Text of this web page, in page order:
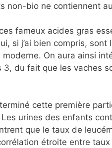
non-bio ne contiennent
fameux acides gras
si j’ai bien compris, sont
On aura ainsi
3, du fait que les vaches
cette première
urines des enfants
que le taux de
étroite entre